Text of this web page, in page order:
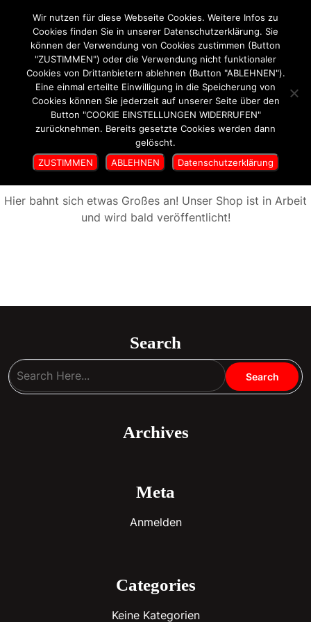
SepideaArt
Großes kündigt sich an
Hier bahnt sich etwas Großes an! Unser Shop ist in Arbeit
und wird bald veröffentlicht!
Search
Archives
Meta
Anmelden
Categories
Keine Kategorien
Wir nutzen für diese Webseite Cookies. Weitere Infos zu
Cookies finden Sie in unserer Datenschutzerklärung. Sie
können der Verwendung von Cookies zustimmen (Button
"ZUSTIMMEN") oder die Verwendung nicht funktionaler
Cookies von Drittanbietern ablehnen (Button "ABLEHNEN").
Eine einmal erteilte Einwilligung in die Speicherung von
Cookies können Sie jederzeit auf unserer Seite über den
Button "COOKIE EINSTELLUNGEN WIDERRUFEN"
zurücknehmen. Bereits gesetzte Cookies werden dann
gelöscht.
ZUSTIMMEN
ABLEHNEN Datenschutzerklärung